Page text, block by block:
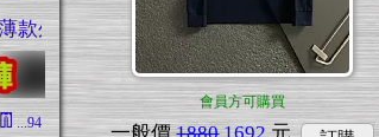
款外套💚...95
...9403
會員方可購買
一般價 18801692 元